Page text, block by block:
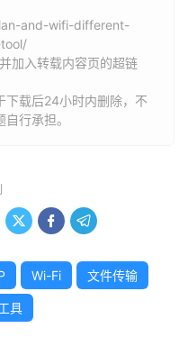
and-wifi-different-
加入转载内容页的超链
下载后24小时内删除，不
行承担。
  
Wi-Fi 文件传输
具